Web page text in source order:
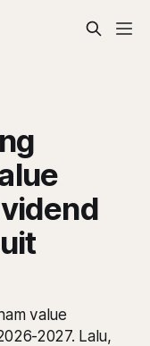
value
2027. Lalu,